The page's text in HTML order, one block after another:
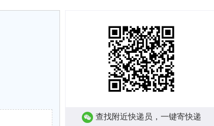
查找附近快递员，一键寄快递